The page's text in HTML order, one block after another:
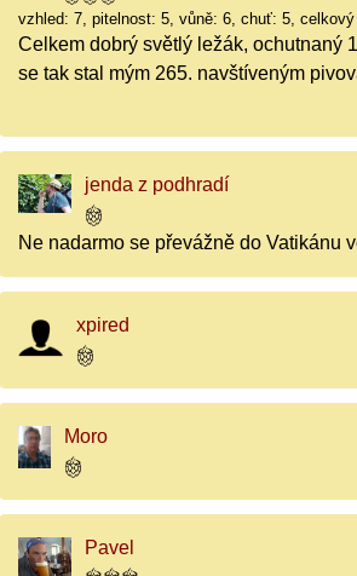
vzhled: 7, pitelnost: 5, vůně: 6, chuť: 5,
Celkem dobrý světlý ležák, ochutnaný
se tak stal mým 265. navštíveným
jenda z podhradí
Ne nadarmo se převážně do Vatikánu
xpired
Moro
Pavel